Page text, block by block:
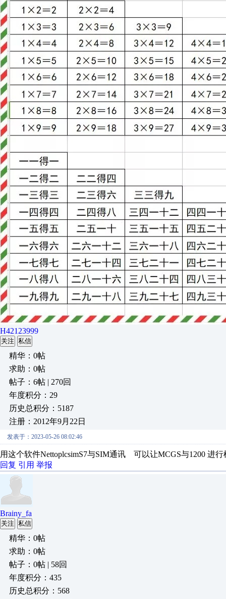
H42123999
关注 私信
精华：0帖
求助：0帖
帖子：6帖 | 270回
年度积分：29
历史总积分：5187
注册：2012年9月22日
发表于：2023-05-26 08:02:46
用这个软件NettoplcsimS7与SIM通讯 可以让MCGS与1200 进
回复 引用 举报
Brainy_fa
关注 私信
精华：0帖
求助：0帖
帖子：0帖 | 58回
年度积分：435
历史总积分：568